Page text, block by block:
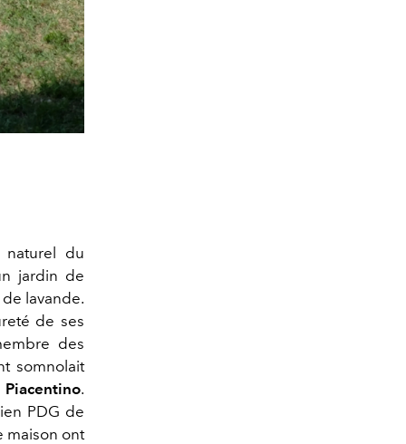
naturel du
jardin de
lavande.
de ses
des
somnolait
.
PDG de
maison ont